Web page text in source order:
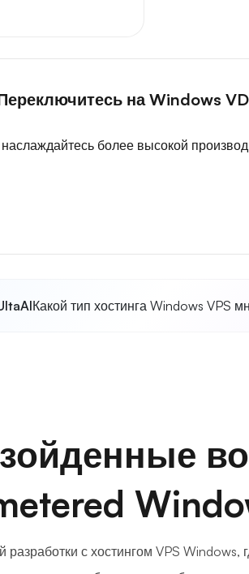
на Windows
более высокой
Какой тип хостинга Windows VPS
с хостингом VPS Windows,